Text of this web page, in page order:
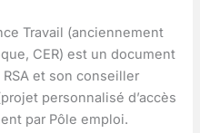
Travail (anciennement
CER) est un document
et son conseiller
personnalisé d’accès
par Pôle emploi.